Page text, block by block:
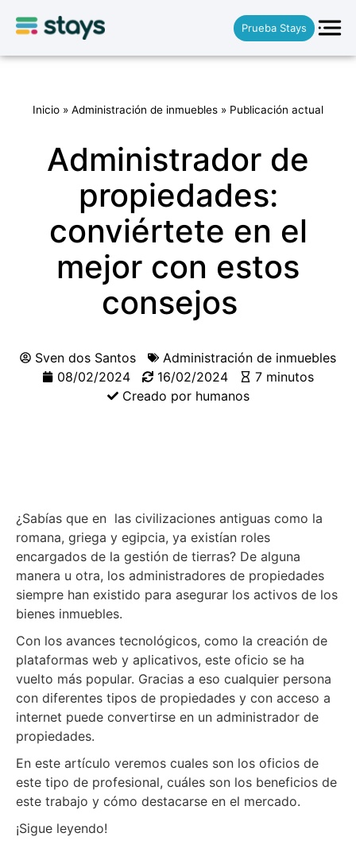
Prueba Stays
Inicio » Administración de inmuebles » Publicación actual
Administrador de
propiedades:
conviértete en el
mejor con estos
consejos
Sven dos Santos
Administración de inmuebles
08/02/2024
16/02/2024
7 minutos
Creado por humanos
¿Sabías que en las civilizaciones antiguas como la
romana, griega y egipcia, ya existían roles
encargados de la gestión de tierras? De alguna
manera u otra, los administradores de propiedades
siempre han existido para asegurar los activos de los
bienes inmuebles.
Con los avances tecnológicos, como la creación de
plataformas web y aplicativos, este oficio se ha
vuelto más popular. Gracias a eso cualquier persona
con diferentes tipos de propiedades y con acceso a
internet puede convertirse en un administrador de
propiedades.
En este artículo veremos cuales son los oficios de
este tipo de profesional, cuáles son los beneficios de
este trabajo y cómo destacarse en el mercado.
¡Sigue leyendo!